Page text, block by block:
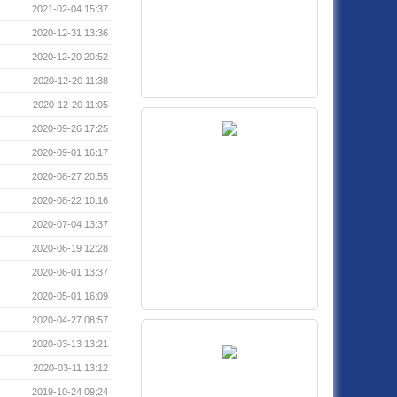
2021-02-04 15:37
2020-12-31 13:36
2020-12-20 20:52
2020-12-20 11:38
2020-12-20 11:05
2020-09-26 17:25
2020-09-01 16:17
2020-08-27 20:55
2020-08-22 10:16
2020-07-04 13:37
2020-06-19 12:28
2020-06-01 13:37
2020-05-01 16:09
2020-04-27 08:57
2020-03-13 13:21
2020-03-11 13:12
2019-10-24 09:24